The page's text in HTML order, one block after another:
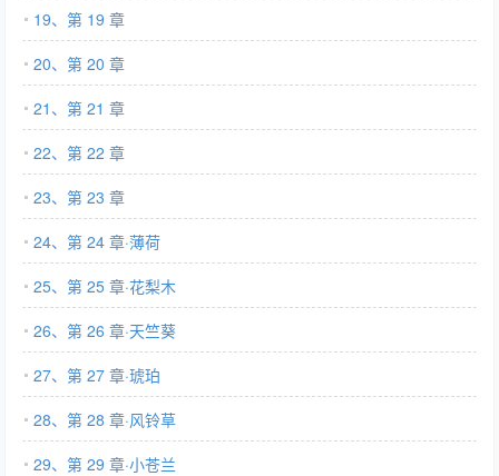
19、第 19 章
20、第 20 章
21、第 21 章
22、第 22 章
23、第 23 章
24、第 24 章·薄荷
25、第 25 章·花梨木
26、第 26 章·天竺葵
27、第 27 章·琥珀
28、第 28 章·风铃草
29、第 29 章·小苍兰